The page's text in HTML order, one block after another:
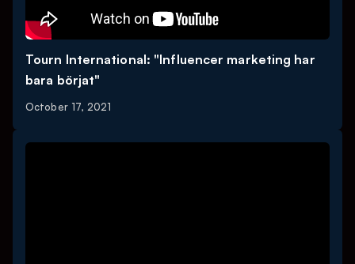
Tourn International: "Influencer marketing har
bara börjat"
October 17, 2021